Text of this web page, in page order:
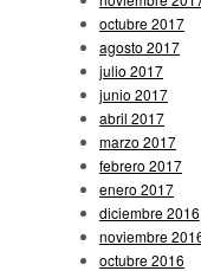
octubre 2017
agosto 2017
julio 2017
junio 2017
abril 2017
marzo 2017
febrero 2017
enero 2017
diciembre 2016
noviembre
octubre 2016